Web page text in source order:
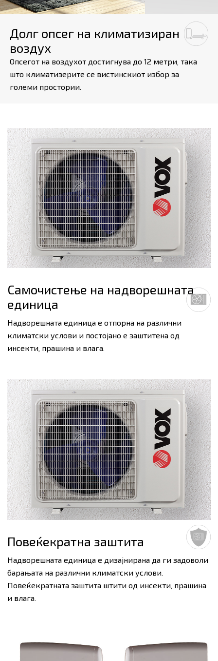
Долг опсег на климатизиран
воздух
Опсегот на воздухот достигнува до 12 метри, така
што климатизерите се вистинскиот избор за
големи простории.
Самочистење на надворешната
единица
Надворешната единица е отпорна на различни
климатски услови и постојано е заштитена од
инсекти, прашина и влага.
Повеќекратна заштита
Надворешната единица е дизајнирана да ги задоволи
барањата на различни климатски услови.
Повеќекратната заштита штити од инсекти, прашина
и влага.